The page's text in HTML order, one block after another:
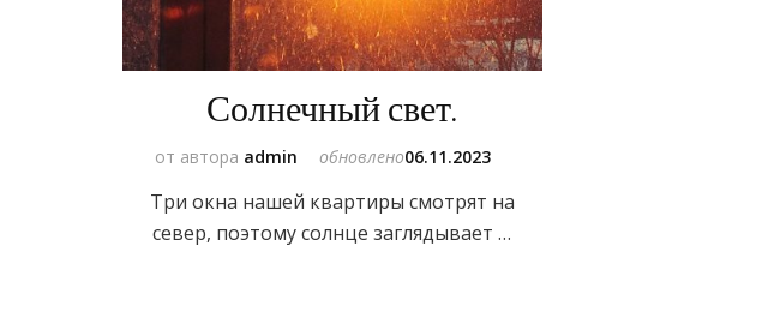
Солнечный свет.
от автора admin обновлено06.11.2023
Три окна нашей квартиры смотрят на
север, поэтому солнце заглядывает …